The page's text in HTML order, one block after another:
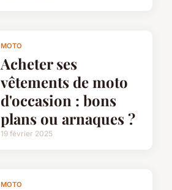
MOTO
Acheter ses
vêtements de moto
d'occasion : bons
plans ou arnaques ?
19 février 2025
MOTO